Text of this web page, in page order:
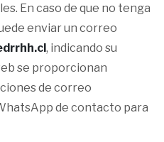
En caso de que no tenga
enviar un correo
, indicando su
se proporcionan
de correo
de contacto para